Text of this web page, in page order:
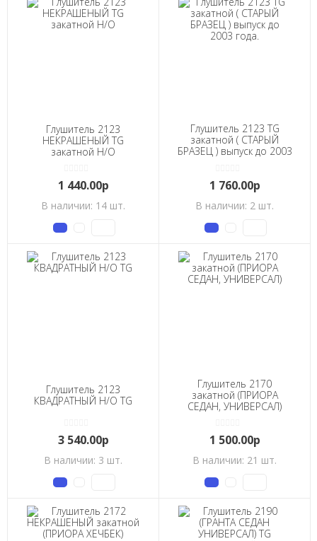
Глушитель 2123
НЕКРАШЕНЫЙ ТG
закатной Н/О
1 440.00р
В наличии: 14 шт.
Глушитель 2123 TG
закатной ( СТАРЫЙ
БРАЗЕЦ ) выпуск до 2003
1 760.00р
В наличии: 2 шт.
Глушитель 2123
КВАДРАТНЫЙ Н/О TG
3 540.00р
В наличии: 3 шт.
Глушитель 2170
закатной (ПРИОРА
СЕДАН, УНИВЕРСАЛ)
1 500.00р
В наличии: 21 шт.